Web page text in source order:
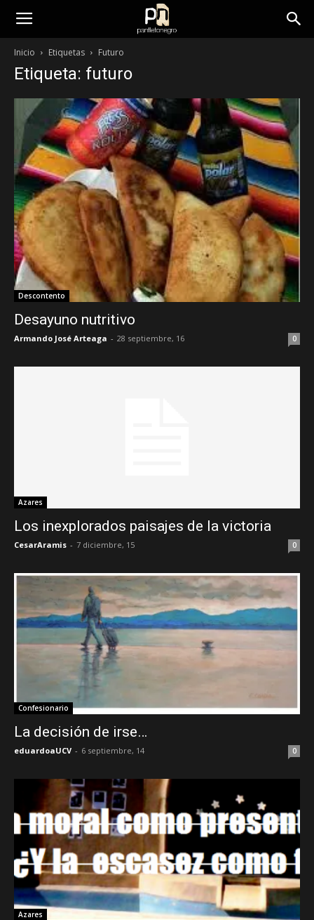
panfletonegro
Inicio Etiquetas Futuro
Etiqueta: futuro
Descontento
Desayuno nutritivo
Armando José Arteaga - 28 septiembre, 16 0
Azares
Los inexplorados paisajes de la victoria
CesarAramis - 7 diciembre, 15 0
Confesionario
La decisión de irse…
eduardoaUCV - 6 septiembre, 14 0
Azares